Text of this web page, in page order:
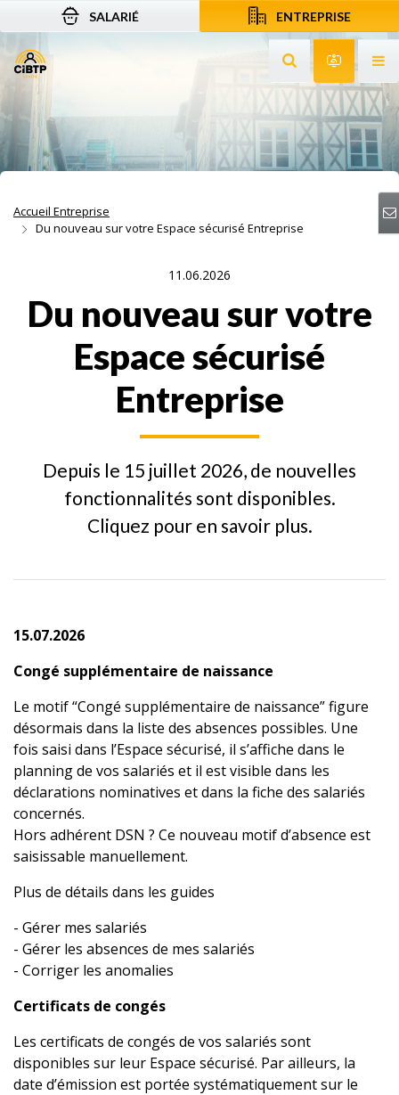
Aller au contenu
Aller à la recherche
Aller à la navigation
SALARIÉ ENTREPRISE
Rechercher sur
Accueil Entreprise
Du nouveau sur votre Espace sécurisé Entreprise
11.06.2026
Du nouveau sur votre
Espace sécurisé
Entreprise
Depuis le 15 juillet 2026, de nouvelles
fonctionnalités sont disponibles.
Cliquez pour en savoir plus.
15.07.2026
Congé supplémentaire de naissance
Le motif “Congé supplémentaire de naissance” figure
désormais dans la liste des absences possibles. Une
fois saisi dans l’Espace sécurisé, il s’affiche dans le
planning de vos salariés et il est visible dans les
déclarations nominatives et dans la fiche des salariés
concernés.
Hors adhérent DSN ? Ce nouveau motif d’absence est
saisissable manuellement.
Plus de détails dans les guides
- Gérer mes salariés
- Gérer les absences de mes salariés
- Corriger les anomalies
Certificats de congés
Les certificats de congés de vos salariés sont
disponibles sur leur Espace sécurisé. Par ailleurs, la
date d’émission est portée systématiquement sur le